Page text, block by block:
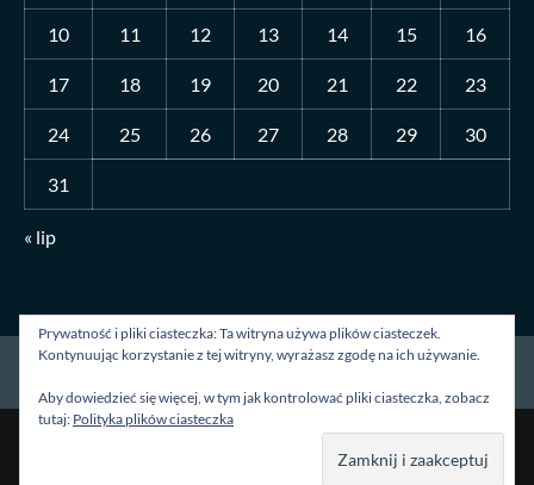
10 11 12 13 14 15 16
17 18 19 20 21 22 23
24 25 26 27 28 29 30
31
« lip
Strona główna O mnie Blog Kontakt
Prywatność i pliki ciasteczka: Ta witryna używa plików ciasteczek.
Kontynuując korzystanie z tej witryny, wyrażasz zgodę na ich używanie.
Aby dowiedzieć się więcej, w tym jak kontrolować pliki ciasteczka, zobacz
tutaj: Polityka plików ciasteczka